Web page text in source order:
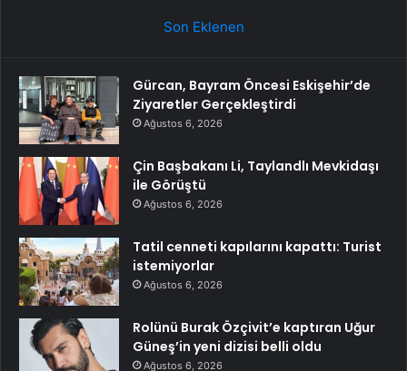
Son Eklenen
Gürcan, Bayram Öncesi Eskişehir’de
Ziyaretler Gerçekleştirdi
Ağustos 6, 2026
Çin Başbakanı Li, Taylandlı Mevkidaşı
ile Görüştü
Ağustos 6, 2026
Tatil cenneti kapılarını kapattı: Turist
istemiyorlar
Ağustos 6, 2026
Rolünü Burak Özçivit’e kaptıran Uğur
Güneş’in yeni dizisi belli oldu
Ağustos 6, 2026